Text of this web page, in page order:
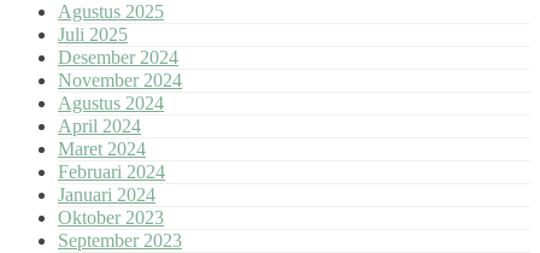
Agustus 2025
Juli 2025
Desember 2024
November 2024
Agustus 2024
April 2024
Maret 2024
Februari 2024
Januari 2024
Oktober 2023
September 2023